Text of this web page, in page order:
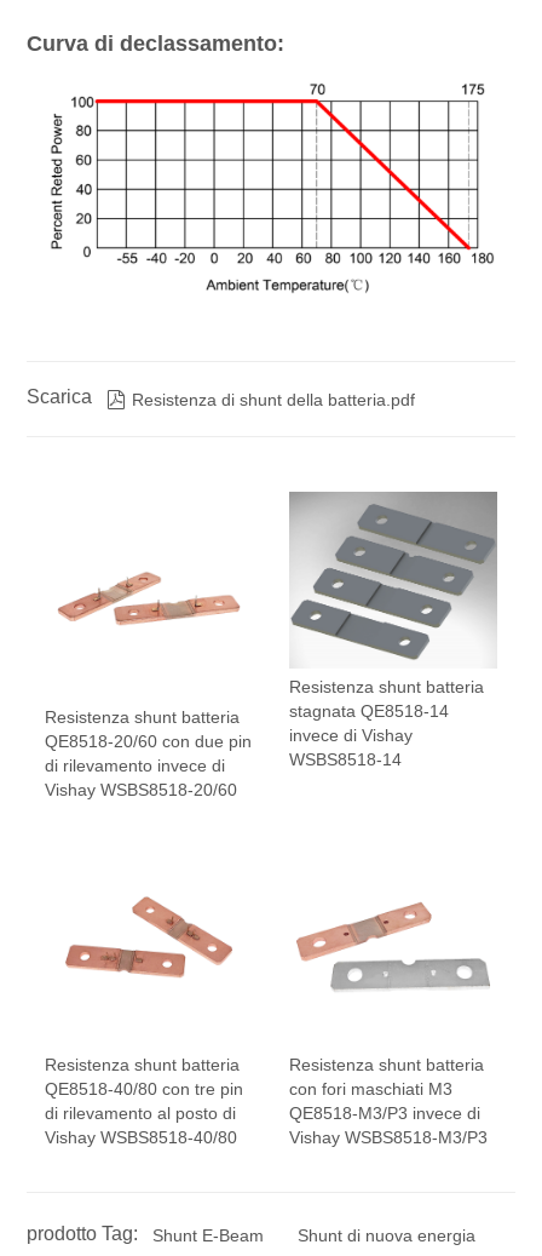
Curva di declassamento:
Scarica  Resistenza di shunt della batteria.pdf
Resistenza shunt batteria
QE8518-20/60 con due pin
di rilevamento invece di
Vishay WSBS8518-20/60
Resistenza shunt batteria
stagnata QE8518-14
invece di Vishay
WSBS8518-14
Resistenza shunt batteria
QE8518-40/80 con tre pin
di rilevamento al posto di
Vishay WSBS8518-40/80
Resistenza shunt batteria
con fori maschiati M3
QE8518-M3/P3 invece di
Vishay WSBS8518-M3/P3
prodotto Tag: Shunt E-Beam
Shunt di nuova energia